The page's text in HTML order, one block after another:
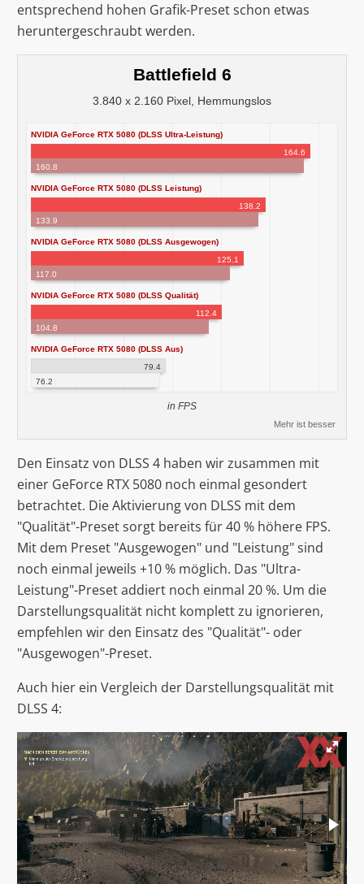
entsprechend hohen Grafik-Preset schon etwas
heruntergeschraubt werden.
Battlefield 6
3.840 x 2.160 Pixel, Hemmungslos
NVIDIA GeForce RTX 5080 (DLSS Ultra-Leistung)
164.6
160.8
NVIDIA GeForce RTX 5080 (DLSS Leistung)
138.2
133.9
NVIDIA GeForce RTX 5080 (DLSS Ausgewogen)
125.1
117.0
NVIDIA GeForce RTX 5080 (DLSS Qualität)
112.4
104.8
NVIDIA GeForce RTX 5080 (DLSS Aus)
79.4
76.2
in FPS
Mehr ist besser
Den Einsatz von DLSS 4 haben wir zusammen mit
einer GeForce RTX 5080 noch einmal gesondert
betrachtet. Die Aktivierung von DLSS mit dem
"Qualität"-Preset sorgt bereits für 40 % höhere FPS.
Mit dem Preset "Ausgewogen" und "Leistung" sind
noch einmal jeweils +10 % möglich. Das "Ultra-
Leistung"-Preset addiert noch einmal 20 %. Um die
Darstellungsqualität nicht komplett zu ignorieren,
empfehlen wir den Einsatz des "Qualität"- oder
"Ausgewogen"-Preset.
Auch hier ein Vergleich der Darstellungsqualität mit
DLSS 4: